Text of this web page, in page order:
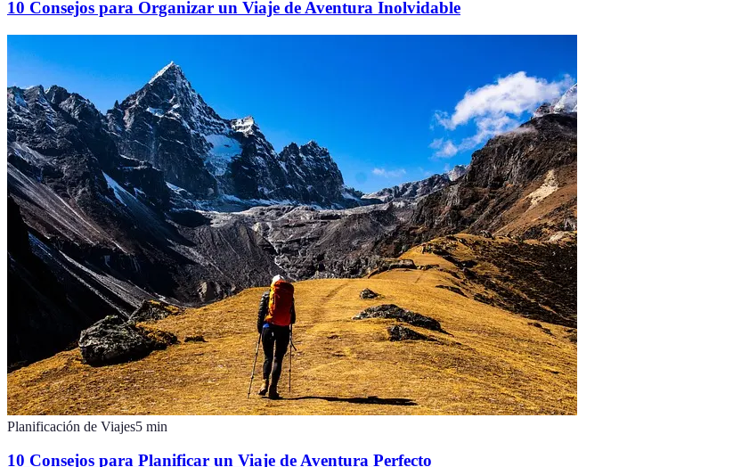
10 Consejos para Organizar un Viaje de Aventura Inolvidable
Planificación de Viajes5 min
10 Consejos para Planificar un Viaje de Aventura Perfecto